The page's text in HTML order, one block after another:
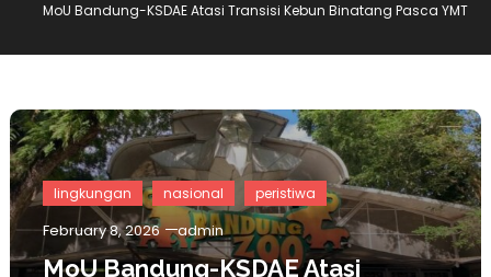
MoU Bandung-KSDAE Atasi Transisi Kebun Binatang Pasca YMT
lingkungan nasional peristiwa
February 8, 2026 admin
MoU Bandung-KSDAE Atasi